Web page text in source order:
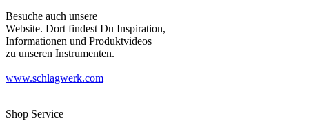
Besuche auch unsere
Website. Dort findest Du Inspiration,
Informationen und Produktvideos
zu unseren Instrumenten.
www.schlagwerk.com
Shop Service